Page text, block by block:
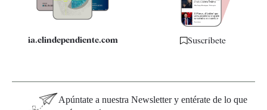
ia.elindependiente.com Suscríbete
Apúntate a nuestra Newsletter y entérate de lo que